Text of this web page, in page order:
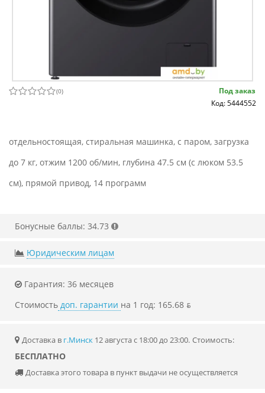
(0)
Под заказ
Код: 5444552
отдельностоящая, стиральная машинка, с паром, загрузка
до 7 кг, отжим 1200 об/мин, глубина 47.5 см (с люком 53.5
см), прямой привод, 14 программ
Бонусные баллы: 34.73
Юридическим лицам
Гарантия: 36 месяцев
Стоимость доп. гарантии на 1 год: 165.68 ƃ
Доставка в г.Минск 12 августа с 18:00 до 23:00. Стоимость:
БЕСПЛАТНО
Доставка этого товара в пункт выдачи не осуществляется